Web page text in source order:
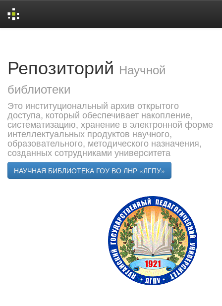
Репозиторий Научной
библиотеки
Это институциональный архив открытого
доступа, который обеспечивает накопление,
систематизацию, хранение в электронной форме
интеллектуальных продуктов научного,
образовательного, методического назначения,
созданных сотрудниками университета
НАУЧНАЯ БИБЛИОТЕКА ГОУ ВО ЛНР «ЛГПУ»